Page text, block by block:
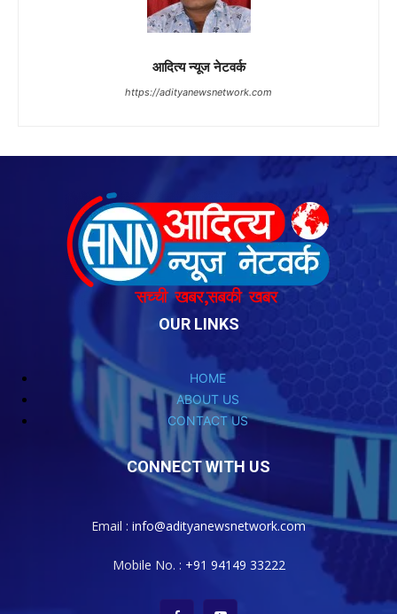
OUR LINKS
HOME
ABOUT US
CONTACT US
CONNECT WITH US
Email : info@adityanewsnetwork.com
Mobile No. : +91 94149 33222